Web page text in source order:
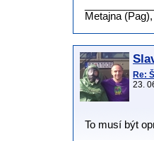
Metajna
Re:
23.
To musí být